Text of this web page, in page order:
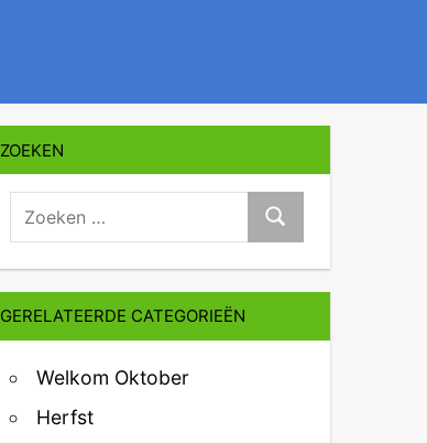
ZOEKEN
zoeken:
Zoeken
GERELATEERDE CATEGORIEËN
Welkom Oktober
Herfst